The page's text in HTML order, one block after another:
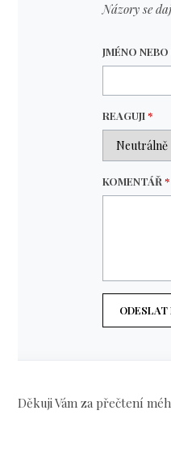
Názory se
JMÉNO
REAGUJI*
KOMENTÁŘ*
ODESLAT
Děkuji Vám za přečtení